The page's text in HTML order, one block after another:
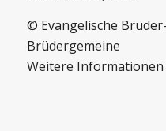
© Evangelische
Brüdergemeine
Weitere Informationen